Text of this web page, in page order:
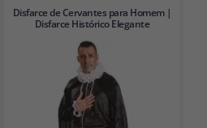
Disfarce de Cervantes para Homem |
Disfarce Histórico Elegante